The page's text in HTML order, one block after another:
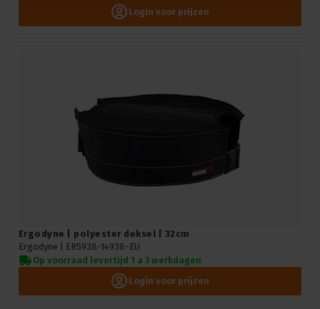
Login voor prijzen
Ergodyne | polyester deksel | 32cm
Ergodyne |
ER5938-14938-EU
Op voorraad levertijd 1 a 3 werkdagen
Login voor prijzen